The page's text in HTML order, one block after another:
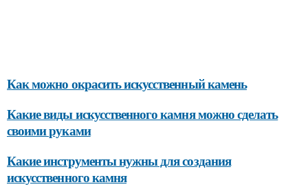
Как можно окрасить искусственный камень
Какие виды искусственного камня можно сделать
своими руками
Какие инструменты нужны для создания
искусственного камня